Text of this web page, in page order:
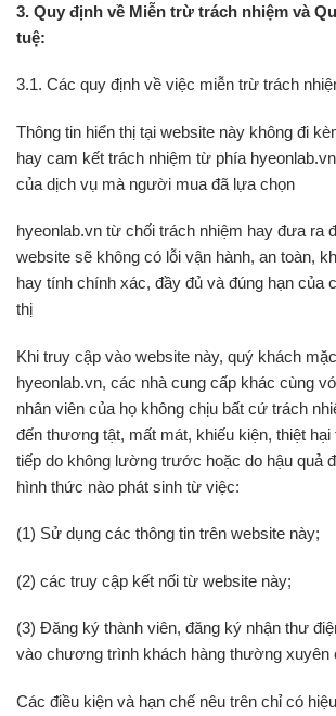
3. Quy định về Miễn trừ trách nhiệm và
tuệ:
3.1. Các quy định về việc miễn trừ trách
Thông tin hiển thị tại website này không đi
hay cam kết trách nhiệm từ phía
của dịch vụ mà người mua đã lựa chọn
hyeonlab.vn từ chối trách nhiệm hay đưa ra
website sẽ không có lỗi vận hành, an toàn,
hay tính chính xác, đầy đủ và đúng hạn của
thị
Khi truy cập vào website này, quý khách
hyeonlab.vn, các nhà cung cấp khác cùng
nhân viên của họ không chịu bất cứ trách
đến thương tật, mất mát, khiếu kiện, thiệt
tiếp do không lường trước hoặc do hậu quả
hình thức nào phát sinh từ việc:
(1) Sử dụng các thông tin trên website này;
(2) các truy cập kết nối từ website này;
(3) Đăng ký thành viên, đăng ký nhận thư
vào chương trình khách hàng thường xuyên
Các điều kiện và hạn chế nêu trên chỉ có